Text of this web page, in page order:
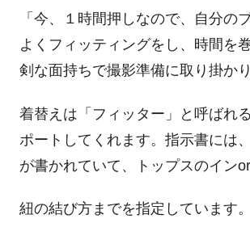
「今、１時間押しなので、自分の
よくフィッティングをし、時間を
剣な面持ちで撮影準備に取り掛かり
着替えは「フィッター」と呼ばれ
ポートしてくれます。指示書には
が書かれていて、トップスのインor
紐の結び方までを指定しています。